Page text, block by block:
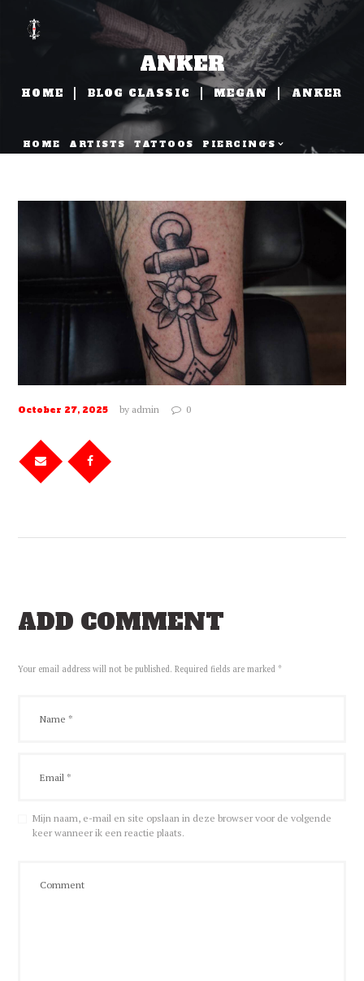
HOME ARTISTS TATTOOS
PIERCINGS
ANKER
HOME BLOG CLASSIC MEGAN ANKER
October 27, 2025 by admin 0
ADD COMMENT
Your email address will not be published. Required fields are marked *
Mijn naam, e-mail en site opslaan in deze browser voor de volgende
keer wanneer ik een reactie plaats.